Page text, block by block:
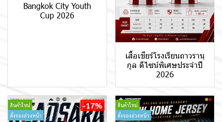
Bangkok City Youth
Cup 2026
เสื้อเชียร์โรงเรียนถาวรานุ
กูล ดีไซน์พิเศษประจำปี
2026
สินค้าใหม่
สั่งจองล่วงหน้า
-17%
สินค้าใหม่
สั่งจองล่วงหน้า